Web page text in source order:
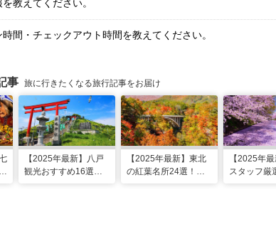
教えてください。
間・チェックアウト時間を教えてください。
事 旅に行きたくなる旅行記事をお届け
【2025年最新】八戸
観光おすすめ16選！
【2025年最新】東北
の紅葉名所24選！見
【2025年
スタッフ厳